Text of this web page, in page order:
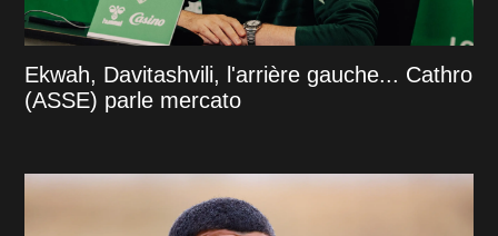
Ekwah, Davitashvili, l'arrière gauche... Cathro
(ASSE) parle mercato